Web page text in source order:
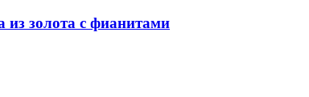
из золота с фианитами